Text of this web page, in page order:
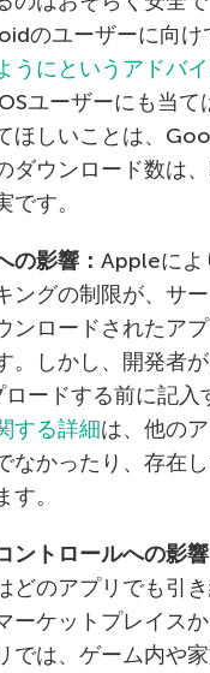
のユーザーに向け
うにというアドバ
ユーザーにも当て
ほしいことは、
ダウンロード数は
です。
の影響： Appleによ
ングの制限が、サ
ンロードされたア
。しかし、開発者
ードする前に記入
する詳細は、他の
なかったり、存在
。
ントロールへの影響
どのアプリでも引
ーケットプレイス
では、ゲーム内や